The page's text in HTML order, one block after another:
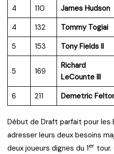
4 110 James Hudson
4
132 Tommy Togiai
5
153 Tony Fields II
5 169
Richard
LeCounte III
6 211 Demetric
Début de Draft parfait pour les
adresser leurs deux besoins
deux joueurs dignes du 1er tour.